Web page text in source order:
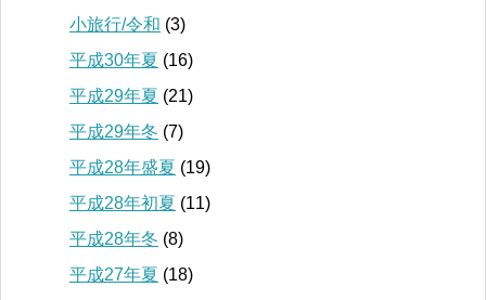
小旅行/令和 (3)
平成30年夏 (16)
平成29年夏 (21)
平成29年冬 (7)
平成28年盛夏 (19)
平成28年初夏 (11)
平成28年冬 (8)
平成27年夏 (18)